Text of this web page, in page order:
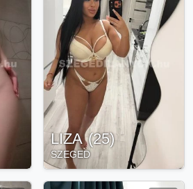
LIZA (25)
SZEGED